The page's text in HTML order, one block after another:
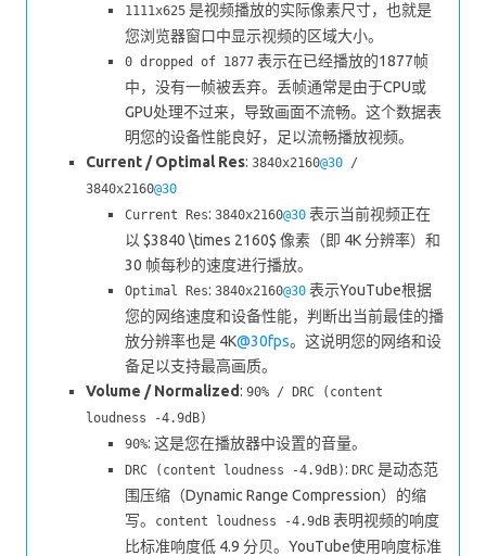
1111x625是视频播放的实际像素尺寸，也就是
您浏览器窗口中显示视频的区域大小。
0 dropped of 1877表示在已经播放的1877帧
中，没有一帧被丢弃。丢帧通常是由于CPU或
GPU处理不过来，导致画面不流畅。这个数据表
明您的设备性能良好，足以流畅播放视频。
Current / Optimal Res: 3840x2160@30/
3840x2160@30
Current Res: 3840x2160@30表示当前视频正在
以 $3840 \times 2160$ 像素（即 4K 分辨率）和
30 帧每秒的速度进行播放。
Optimal Res: 3840x2160@30表示YouTube根据
您的网络速度和设备性能，判断出当前最佳的播
放分辨率也是 4K@30fps。这说明您的网络和设
备足以支持最高画质。
Volume / Normalized: 90% / DRC (content
loudness -4.9dB)
90%: 这是您在播放器中设置的音量。
DRC (content loudness -4.9dB): DRC是动态范
围压缩（Dynamic Range Compression）的缩
写。
content loudness -4.9dB表明视频的响度
比标准响度低 4.9 分贝。YouTube使用响度标准